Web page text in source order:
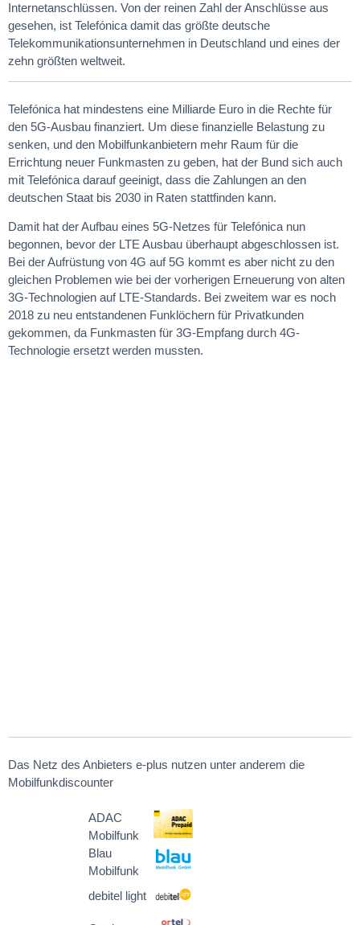
Internetanschlüssen. Von der reinen Zahl der Anschlüsse aus
gesehen, ist Telefónica damit das größte deutsche
Telekommunikationsunternehmen in Deutschland und eines der
zehn größten weltweit.
Telefónica hat mindestens eine Milliarde Euro in die Rechte für
den 5G-Ausbau finanziert. Um diese finanzielle Belastung zu
senken, und den Mobilfunkanbietern mehr Raum für die
Errichtung neuer Funkmasten zu geben, hat der Bund sich auch
mit Telefónica darauf geeinigt, dass die Zahlungen an den
deutschen Staat bis 2030 in Raten stattfinden kann.
Damit hat der Aufbau eines 5G-Netzes für Telefónica nun
begonnen, bevor der LTE Ausbau überhaupt abgeschlossen ist.
Bei der Aufrüstung von 4G auf 5G kommt es aber nicht zu den
gleichen Problemen wie bei der vorherigen Erneuerung von alten
3G-Technologien auf LTE-Standards. Bei zweitem war es noch
2018 zu neu entstandenen Funklöchern für Privatkunden
gekommen, da Funkmasten für 3G-Empfang durch 4G-
Technologie ersetzt werden mussten.
Das Netz des Anbieters e-plus nutzen unter anderem die
Mobilfunkdiscounter
ADAC
Mobilfunk
Blau
Mobilfunk
debitel light